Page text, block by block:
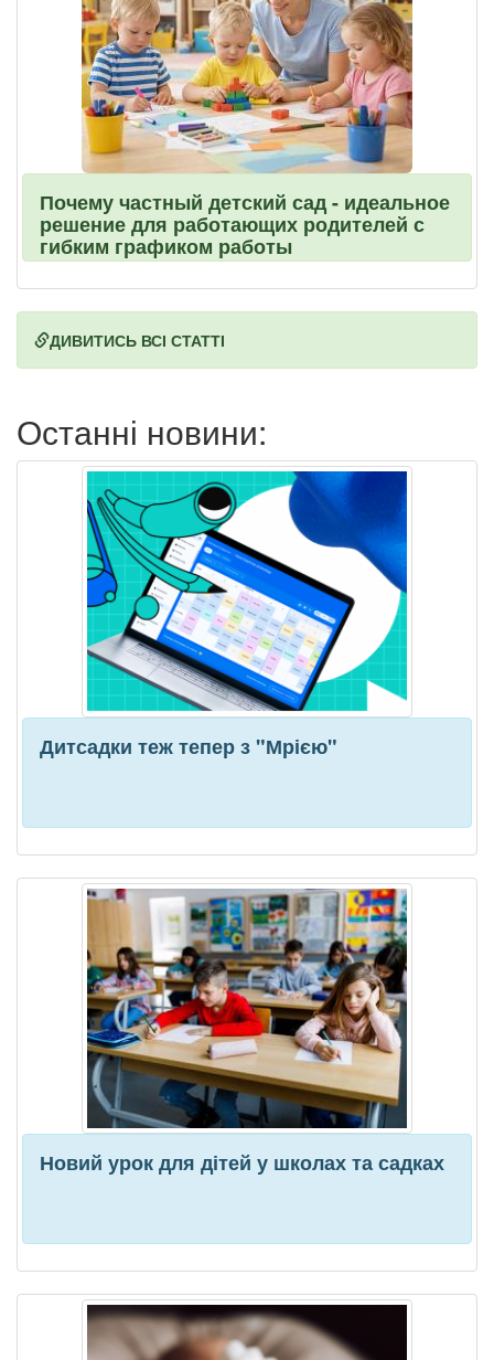
Почему частный детский сад - идеальное
решение для работающих родителей с
гибким графиком работы
ДИВИТИСЬ ВСІ СТАТТІ
Останні новини:
Дитсадки теж тепер з "Мрією"
Новий урок для дітей у школах та садках